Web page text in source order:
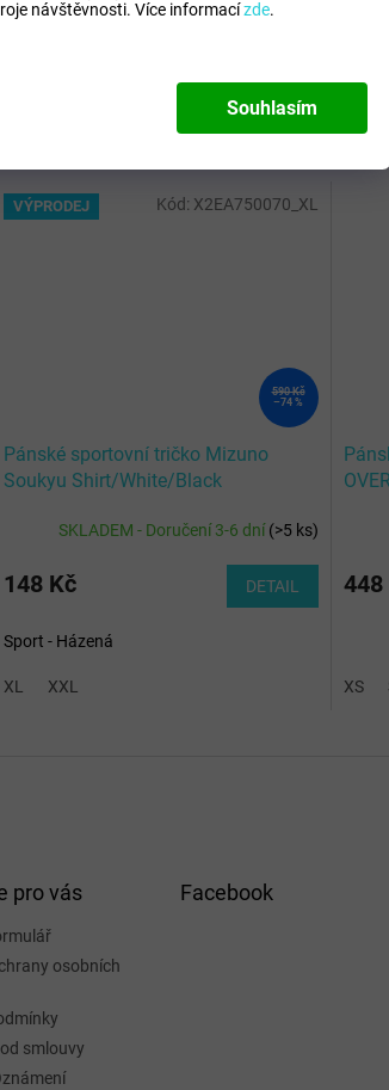
návštěvnosti. Více informacízde.
Souhlasím
VÝPRODEJ
590 Kč
–74 %
Pánské sportovní tričko Mizuno
Soukyu Shirt/White/Black
SKLADEM - Doručení 3-6 dní(>5 ks)
148 Kč DETAIL
Sport - Házená
XL XXL
Kód: X2EA750070_XL
448
XS
pro vás
osobních
smlouvy
Facebook